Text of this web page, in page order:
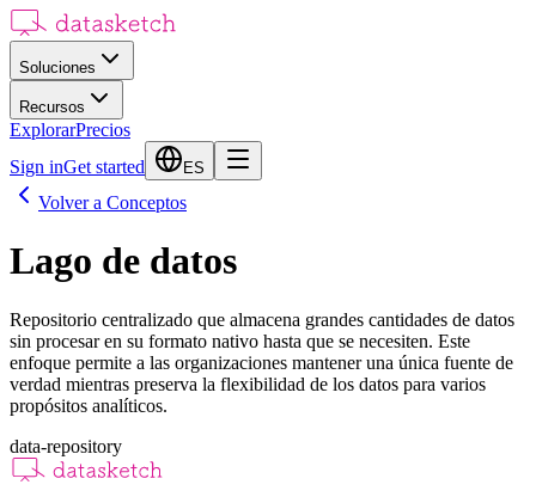
Soluciones
Recursos
ExplorarPrecios
Sign inGet started ES
Volver a Conceptos
Lago de datos
Repositorio centralizado que almacena grandes cantidades de datos
sin procesar en su formato nativo hasta que se necesiten. Este
enfoque permite a las organizaciones mantener una única fuente de
verdad mientras preserva la flexibilidad de los datos para varios
propósitos analíticos.
data-repository